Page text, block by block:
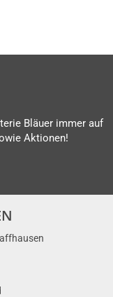
Bläuer immer auf
Aktionen!